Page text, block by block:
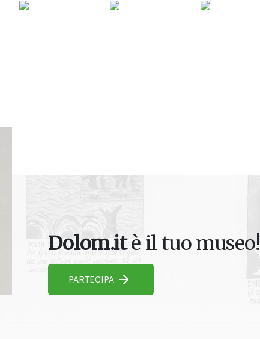
Dolom.itè il tuo museo!
PARTECIPA